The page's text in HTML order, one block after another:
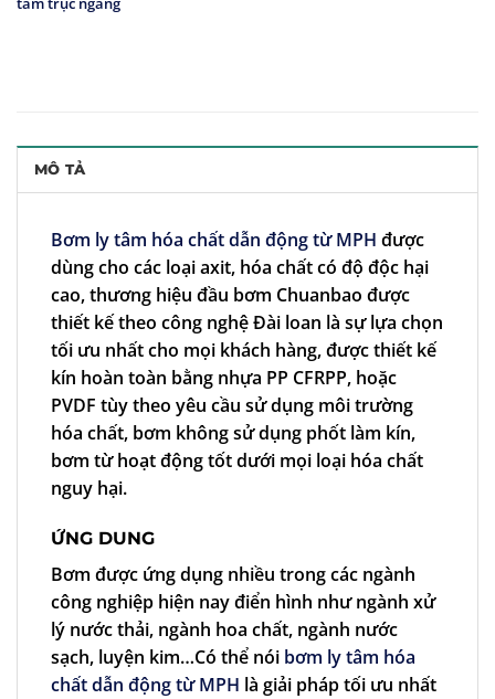
MÔ TẢ
Bơm ly tâm hóa chất dẫn động từ MPH được
dùng cho các loại axit, hóa chất có độ độc hại
cao, thương hiệu đầu bơm Chuanbao được
thiết kế theo công nghệ Đài loan là sự lựa chọn
tối ưu nhất cho mọi khách hàng, được thiết kế
kín hoàn toàn bằng nhựa PP CFRPP, hoặc
PVDF tùy theo yêu cầu sử dụng môi trường
hóa chất, bơm không sử dụng phốt làm kín,
bơm từ hoạt động tốt dưới mọi loại hóa chất
nguy hại.
ỨNG DUNG
Bơm được ứng dụng nhiều trong các ngành
công nghiệp hiện nay điển hình như ngành xử
lý nước thải, ngành hoa chất, ngành nước
sạch, luyện kim…Có thể nói bơm ly tâm hóa
chất dẫn động từ MPH là giải pháp tối ưu nhất